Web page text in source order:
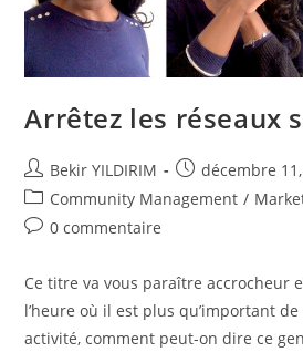
Arrêtez les réseaux
Auteur/autrice
de
la
publication :
Bekir YILDIRIM
Publication
publiée :
décembre
Post
category:
Community Management /
Commentaires
publication :
0 commentaire
Ce titre va vous paraître accrocheur
l’heure où il est plus qu’important
activité, comment peut-on dire ce